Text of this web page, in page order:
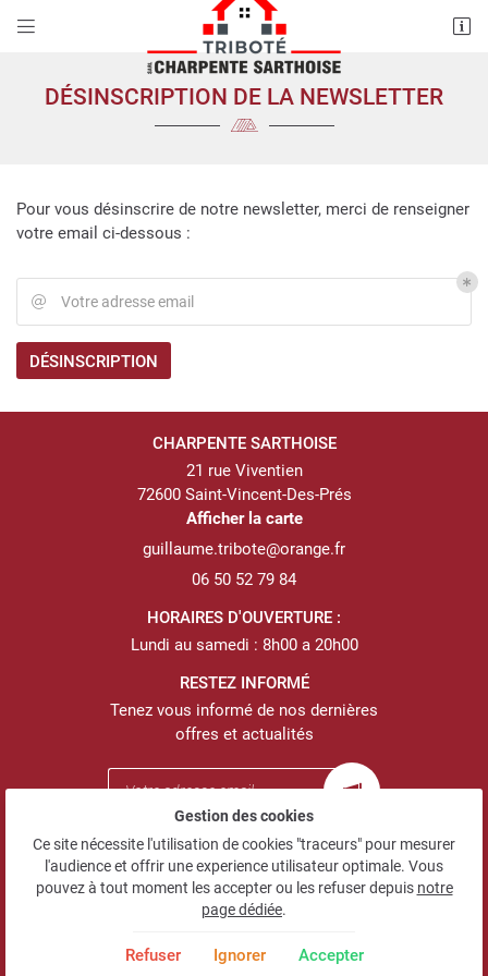

ACCUEIL
- COUVERTURE

21 rue Viventien
72600 Saint-Vincent-Des-Prés
06 50 52 79 84
En cochant cette case, vous consentez à recevoir nos propositions
désinscrire à tout moment en utilisantle formulaire de désinscription.
DÉSINSCRIPTION DE LA NEWSLETTER
Pour vous désinscrire de notre newsletter, merci de renseigner
votre email ci-dessous :
 Votre adresse email
DÉSINSCRIPTION
CHARPENTE SARTHOISE
21 rue Viventien
72600 Saint-Vincent-Des-Prés
Afficher la carte
06 50 52 79 84
HORAIRES D'OUVERTURE :
Lundi au samedi : 8h00 a 20h00
RESTEZ INFORMÉ
Tenez vous informé de nos dernières
offres et actualités
Mentions Légales
Conditions générales d'utilisation
Politique de confidentialité
Gestion des cookies
Ce site nécessite l'utilisation de cookies "traceurs" pour mesurer
l'audience et offrir une experience utilisateur optimale. Vous
pouvez à tout moment les accepter ou les refuser depuis notre
page dédiée.
Refuser Ignorer Accepter